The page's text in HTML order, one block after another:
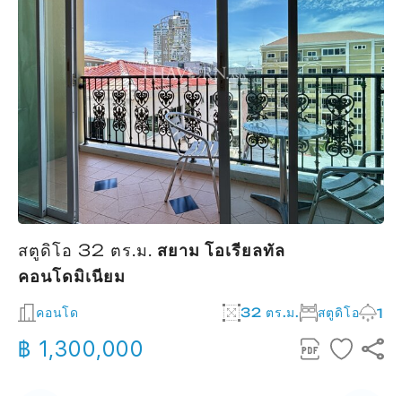
สตูดิโอ 32 ตร.ม. สยาม โอเรียลทัล
คอนโดมิเนียม
คอนโด 32 ตร.ม. สตูดิโอ 1
฿ 1,300,000